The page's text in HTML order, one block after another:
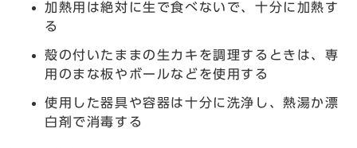
加熱用は絶対に生で食べないで、十分に加熱す
る
殻の付いたままの生カキを調理するときは、専
用のまな板やボールなどを使用する
使用した器具や容器は十分に洗浄し、熱湯か漂
白剤で消毒する